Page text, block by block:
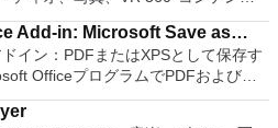
ュティナ、ダンスク、ドイツ語、英
語、フルバツキー、イタリア語、ラ
ウ、マジャール、オランダ、ノルス
ル、ポルトガル、スロヴェンスキー、
ンスキーSrpski、Suomi、
きなだけメモリーカードを保存でき、
の物理カードに制限されなくなりま
ックス：PCSX2を使用すると、
ムをプレイできます。 全体とし
レートでき、Windowsとエミュレ
tabbed feature. It also has a PDF
word count feature. WPS Office
switching language UI,File
Key features include:
Presentation Multimedia
Powerful tool for data
たいデバイスでインストーラーを実行
。オプションで、Windowsでのリ
があります。デスクトッププラッ
をインストールする権限がない場合
ションを選択する必要があります。
Vimeoにとっても、PowerDVD18は重
Ultra HD HDR TVとサ
ムの可能性を解き放ち、360°ビデオ
へのアクセスで仮想世界に没頭する
プでの比類のない再生サポートと独
ても簡単にリラックスできます。
Add-in: Microsoft Save as
イン：PDFまたはXPSとして保存す
OfficeプログラムでPDFおよび
して保存できます。このツールを使用
ムのサブセットでPDF形式および